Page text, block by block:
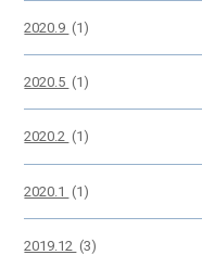
2020.9 (1)
2020.5 (1)
2020.2 (1)
2020.1 (1)
2019.12 (3)